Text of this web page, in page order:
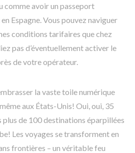
comme avoir un passeport
Espagne. Vous pouvez naviguer
conditions tarifaires que chez
pas d’éventuellement activer le
de votre opérateur.
la vaste toile numérique
aux États-Unis! Oui, oui, 35
plus de 100 destinations éparpillées
Les voyages se transforment en
frontières – un véritable feu